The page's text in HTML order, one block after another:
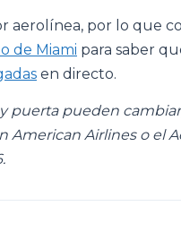
aerolínea, por lo que
de Miami para saber
en directo.
puerta pueden
American Airlines o el